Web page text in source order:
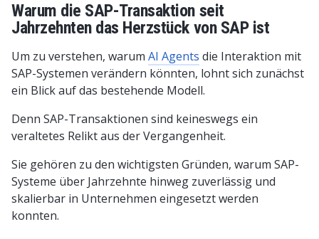
Warum die SAP-Transaktion seit
Jahrzehnten das Herzstück von SAP ist
Um zu verstehen, warum AI Agents die Interaktion mit
SAP-Systemen verändern könnten, lohnt sich zunächst
ein Blick auf das bestehende Modell.
Denn SAP-Transaktionen sind keineswegs ein
veraltetes Relikt aus der Vergangenheit.
Sie gehören zu den wichtigsten Gründen, warum SAP-
Systeme über Jahrzehnte hinweg zuverlässig und
skalierbar in Unternehmen eingesetzt werden
konnten.